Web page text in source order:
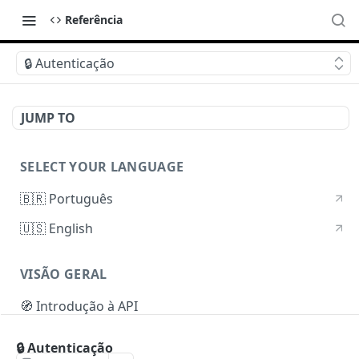
Referência
🔒 Autenticação
JUMP TO
SELECT YOUR LANGUAGE
🇧🇷 Português
🇺🇸 English
VISÃO GERAL
🧭 Introdução à API
🔒 Autenticação